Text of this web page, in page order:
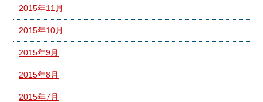
2015年11月
2015年10月
2015年9月
2015年8月
2015年7月